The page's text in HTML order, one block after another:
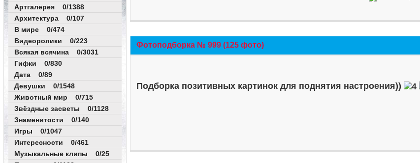
Артгалерея 0/1388
Архитектура 0/107
В мире 0/474
Видеоролики 0/223
Всякая всячина 0/3031
Гифки 0/830
Дата 0/89
Девушки 0/1548
Животный мир 0/715
Звёздные засветы 0/1128
Знаменитости 0/140
Игры 0/1047
Интересности 0/461
Музыкальные клипы 0/25
Фотоподборка № 999 (125 фото)
Подборка позитивных картинок для поднятия настроения))